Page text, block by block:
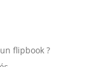
flipbook ?